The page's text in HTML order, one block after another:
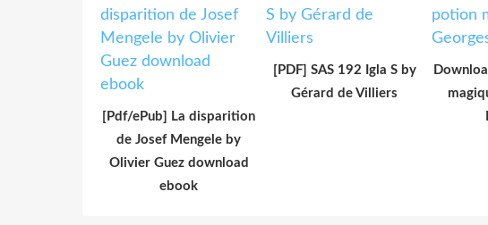
[Pdf/ePub] La disparition
de Josef Mengele by
Olivier Guez download
ebook
[PDF] SAS 192 Igla S by
Gérard de Villiers